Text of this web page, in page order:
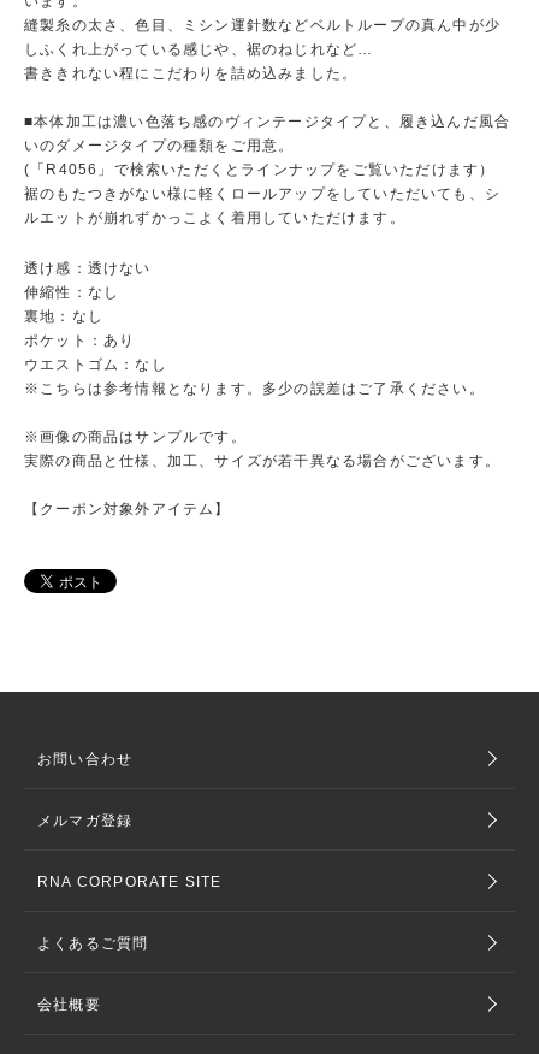
縫製糸の太さ、色目、ミシン運針数などベルトループの真ん中が少
しふくれ上がっている感じや、裾のねじれなど…
書ききれない程にこだわりを詰め込みました。
■本体加工は濃い色落ち感のヴィンテージタイプと、履き込んだ風合
いのダメージタイプの種類をご用意。
(「R4056」で検索いただくとラインナップをご覧いただけます）
裾のもたつきがない様に軽くロールアップをしていただいても、シ
ルエットが崩れずかっこよく着用していただけます。
透け感：透けない
伸縮性：なし
裏地：なし
ポケット：あり
ウエストゴム：なし
※こちらは参考情報となります。多少の誤差はご了承ください。
※画像の商品はサンプルです。
実際の商品と仕様、加工、サイズが若干異なる場合がございます。
【クーポン対象外アイテム】
お問い合わせ
メルマガ登録
RNA CORPORATE SITE
よくあるご質問
会社概要